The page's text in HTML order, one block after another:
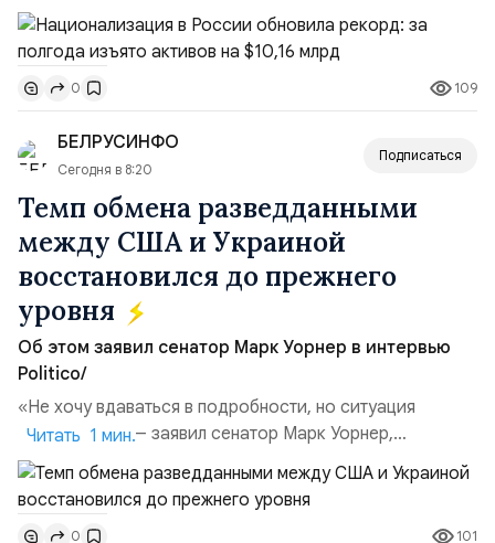
подсчитали аналитики AK&M. Это в 2,5 раза больше,
чем за аналогичный период 2025 года ($3,95 млрд).
Всего зафиксировано 15 национализационных
транзакций, которые обеспечили 42,2% денежного
объёма всего российского рынка слияний и
поглощений. Крупнейшей ...
0 109
БЕЛРУСИНФО
Сегодня в 8:20
Подписаться
Темп обмена разведданными
между США и Украиной
восстановился до прежнего
уровня
Об этом заявил сенатор Марк Уорнер в интервью
Politico/
«Не хочу вдаваться в подробности, но ситуация
улучшилась», — заявил сенатор Марк Уорнер,
высокопоставленный член комитета по разведке,
добавив, что использование Украиной беспилотников и
ракет большой дальности позволило ей наносить
Читать 1 мин.
0 101